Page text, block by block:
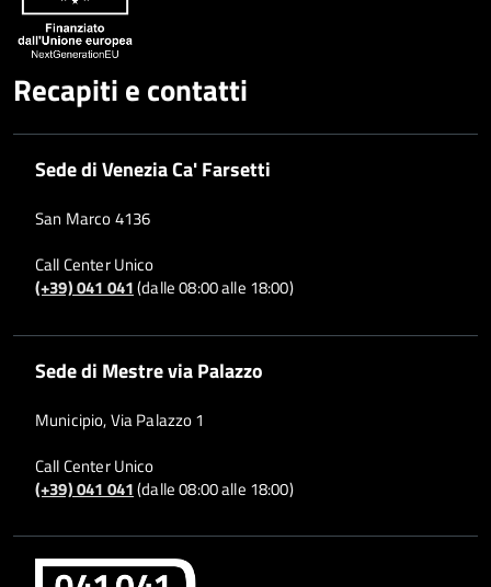
Recapiti e contatti
Sede di Venezia Ca' Farsetti
San Marco 4136
Call Center Unico
(+39) 041 041(dalle 08:00 alle 18:00)
Sede di Mestre via Palazzo
Municipio, Via Palazzo 1
Call Center Unico
(+39) 041 041(dalle 08:00 alle 18:00)